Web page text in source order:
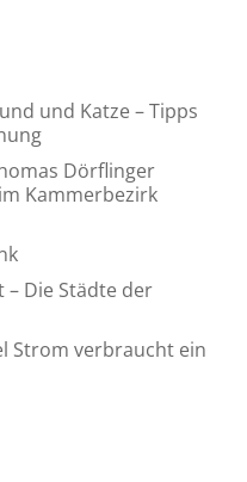
ein
und Katze – Tipps
Dörflinger
Kammerbezirk
Die Städte der
Strom verbraucht ein